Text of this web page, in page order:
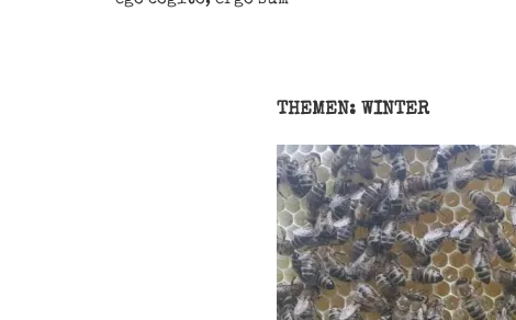
THEMEN: WINTER